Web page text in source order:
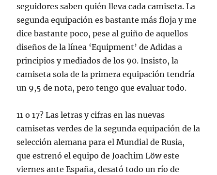
seguidores saben quién lleva cada camiseta. La
segunda equipación es bastante más floja y me
dice bastante poco, pese al guiño de aquellos
diseños de la línea ‘Equipment’ de Adidas a
principios y mediados de los 90. Insisto, la
camiseta sola de la primera equipación tendría
un 9,5 de nota, pero tengo que evaluar todo.
11 o 17? Las letras y cifras en las nuevas
camisetas verdes de la segunda equipación de la
selección alemana para el Mundial de Rusia,
que estrenó el equipo de Joachim Löw este
viernes ante España, desató todo un río de